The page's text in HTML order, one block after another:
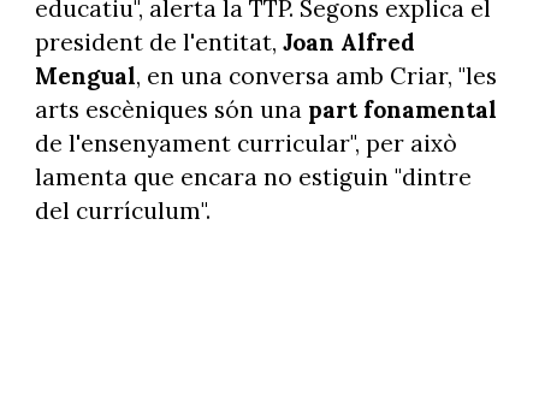
educatiu", alerta la TTP. Segons explica el
president de l'entitat, Joan Alfred
Mengual, en una conversa amb Criar, "les
arts escèniques són una part fonamental
de l'ensenyament curricular", per això
lamenta que encara no estiguin "dintre
del currículum".